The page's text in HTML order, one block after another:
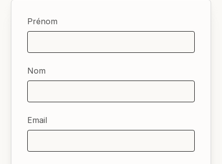
Prénom
Nom
Email